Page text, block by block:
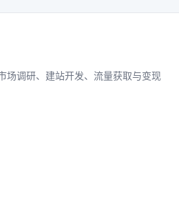
场调研、建站开发、流量获取与变现